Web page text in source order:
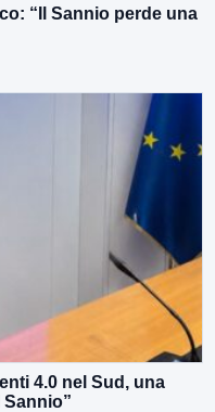
“Il Sannio perde una
4.0 nel Sud, una